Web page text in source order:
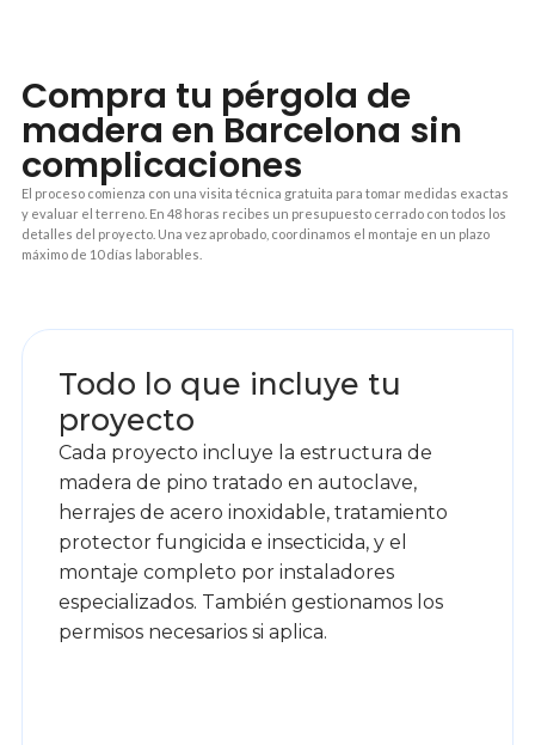
Compra tu pérgola de
madera en Barcelona sin
complicaciones
El proceso comienza con una visita técnica gratuita para tomar medidas exactas
y evaluar el terreno. En 48 horas recibes un presupuesto cerrado con todos los
detalles del proyecto. Una vez aprobado, coordinamos el montaje en un plazo
máximo de 10 días laborables.
Todo lo que incluye tu
proyecto
Cada proyecto incluye la estructura de
madera de pino tratado en autoclave,
herrajes de acero inoxidable, tratamiento
protector fungicida e insecticida, y el
montaje completo por instaladores
especializados. También gestionamos los
permisos necesarios si aplica.